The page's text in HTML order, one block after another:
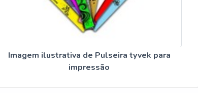
Imagem ilustrativa de Pulseira tyvek para
impressão